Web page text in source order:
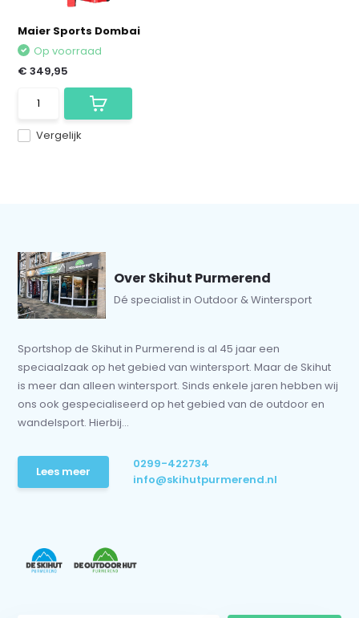
Maier Sports Dombai
Vergelijk
Op voorraad
€ 349,95
Over Skihut Purmerend
Dé specialist in Outdoor & Wintersport
Sportshop de Skihut in Purmerend is al 45 jaar een
speciaalzaak op het gebied van wintersport. Maar de Skihut
is meer dan alleen wintersport. Sinds enkele jaren hebben wij
ons ook gespecialiseerd op het gebied van de outdoor en
wandelsport. Hierbij...
Lees meer
0299-422734
info@skihutpurmerend.nl